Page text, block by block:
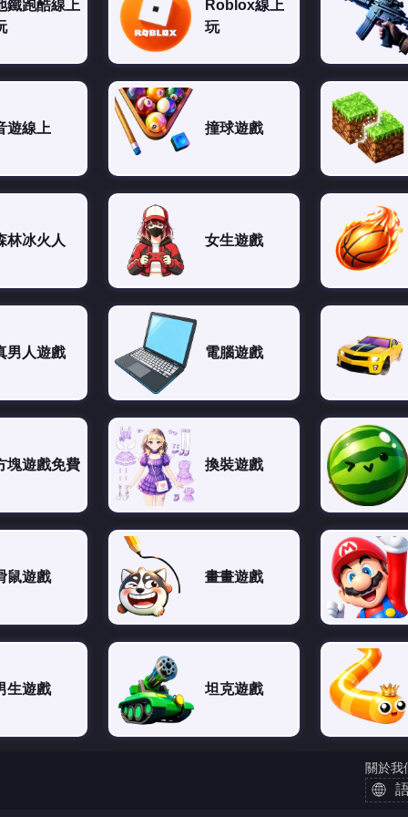
鐵跑酷線上
Roblox線上
玩
遊線上 撞球遊戲
林冰火人 女生遊戲
男人遊戲 電腦遊戲
塊遊戲免費 換裝遊戲
鼠遊戲 畫畫遊戲
生遊戲 坦克遊戲
關於我